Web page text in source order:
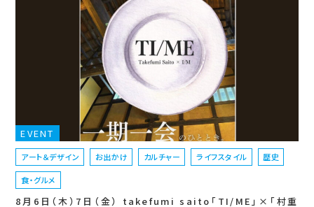
EVENT
アート＆デザイン お出かけ カルチャー ライフスタイル 歴史
食・グルメ
8月6日（木）7日（金） takefumi saito「TI/ME」×「村重